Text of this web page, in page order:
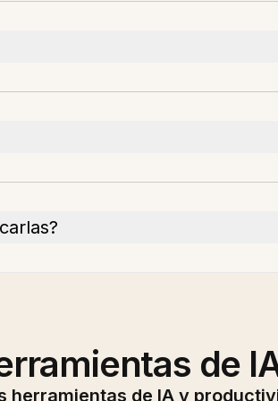
de
herramientas de IA y